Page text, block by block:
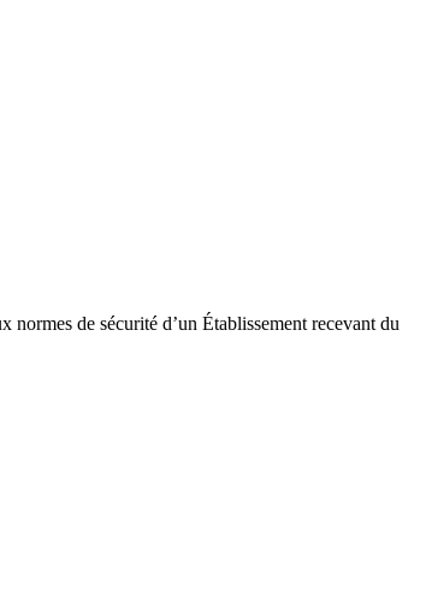
de sécurité d’un Établissement recevant du